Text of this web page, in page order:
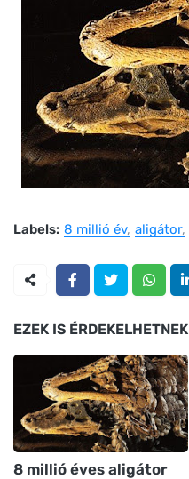
Labels: 8 millió év aligátor
EZEK IS ÉRDEKELHETNEK
8 millió éves aligátor